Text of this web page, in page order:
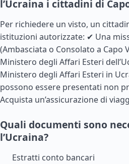
l’Ucraina i cittadini di
Per richiedere un visto, un
istituzioni autorizzate: ✔ Una
(Ambasciata o Consolato a
Ministero degli Affari Esteri
Ministero degli Affari Esteri in
possono essere presentati non
Acquista un’assicurazione di
Quali documenti sono
l’Ucraina?
Estratti conto bancari